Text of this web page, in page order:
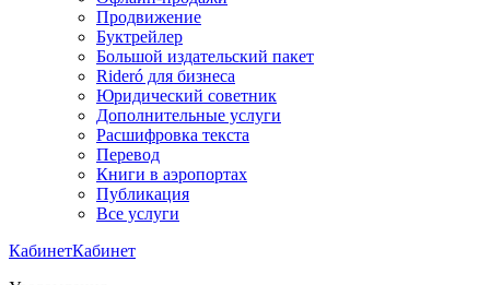
Продвижение
Буктрейлер
Большой издательский пакет
Rideró для бизнеса
Юридический советник
Дополнительные услуги
Расшифровка текста
Перевод
Книги в аэропортах
Публикация
Все услуги
КабинетКабинет